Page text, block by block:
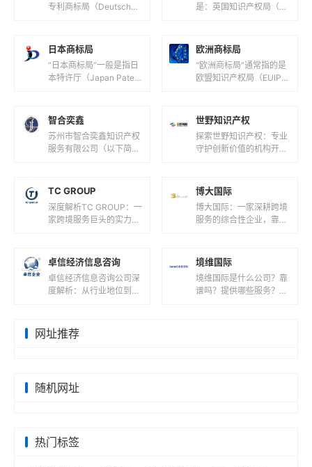
专利商标局（Deutsches
是：英国知识产权局（U
日本商标局
“日本商标局”一般是指日
本特许厅（Japan Patent
日本国内...
欧洲商标局
“欧洲商标局”通常指的是
欧盟知识产权局（EUIPO,
智合奕鑫
苏州市智合奕鑫知识产权
服务有限公司（以下简称
知识产权服务为核心的企
世野知识产权
探索世野知识产权：专业
守护创新价值的机构开
领域，世野知识产权正以
专业化服务守...
TC GROUP
深度解析TC GROUP：一
家跨境服务巨头的实力与
浪潮席卷商业领域的今
天...
博大国际
博大国际：一家深耕跨境
服务的综合性企业，靠谱
境扩张与个人海外资产配
置需求激增...
卓信经济信息咨询
卓信经济信息咨询公司深
度解析：从行业地位到服
务领域涌现出众多专业机
构，卓信经...
境维国际
境维国际是什么公司？靠
谱吗？提供哪些服务？服
网址推荐
随机网址
热门标签